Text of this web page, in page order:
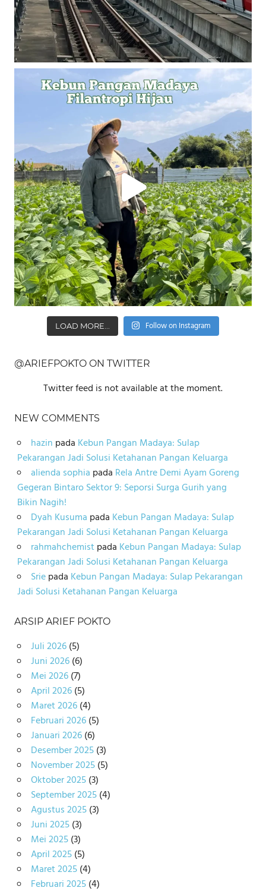
LOAD MORE... Follow on Instagram
@ARIEFPOKTO ON TWITTER
Twitter feed is not available at the moment.
NEW COMMENTS
hazin pada Kebun Pangan Madaya: Sulap
Pekarangan Jadi Solusi Ketahanan Pangan Keluarga
alienda sophia pada Rela Antre Demi Ayam Goreng
Gegeran Bintaro Sektor 9: Seporsi Surga Gurih yang
Bikin Nagih!
Dyah Kusuma pada Kebun Pangan Madaya: Sulap
Pekarangan Jadi Solusi Ketahanan Pangan Keluarga
rahmahchemistpada Kebun Pangan Madaya: Sulap
Pekarangan Jadi Solusi Ketahanan Pangan Keluarga
Sriepada Kebun Pangan Madaya: Sulap Pekarangan
Jadi Solusi Ketahanan Pangan Keluarga
ARSIP ARIEF POKTO
Juli 2026(5)
Juni 2026(6)
Mei 2026(7)
April 2026(5)
Maret 2026(4)
Februari 2026(5)
Januari 2026(6)
Desember 2025(3)
November 2025(5)
Oktober 2025(3)
September 2025(4)
Agustus 2025(3)
Juni 2025(3)
Mei 2025(3)
April 2025(5)
Maret 2025(4)
Februari 2025(4)